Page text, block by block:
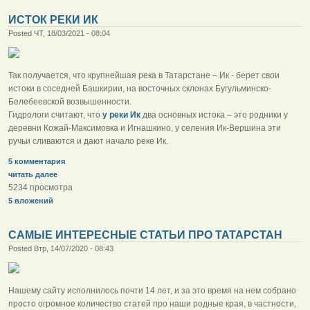
ИСТОК РЕКИ ИК
Posted ЧТ, 18/03/2021 - 08:04
Так получается, что крупнейшая река в Татарстане – Ик - берет свои
истоки в соседней Башкирии, на восточных склонах Бугульминско-
Белебеевской возвышенности.
Гидрологи считают, что у реки Ик два основных истока – это родники у
деревни Кожай-Максимовка и Игнашкино, у селения Ик-Вершина эти
ручьи сливаются и дают начало реке Ик.
5 комментария
читать далее
5234 просмотра
5 вложений
САМЫЕ ИНТЕРЕСНЫЕ СТАТЬИ ПРО ТАТАРСТАН
Posted Втр, 14/07/2020 - 08:43
Нашему сайту исполнилось почти 14 лет, и за это время на нем собрано
просто огромное количество статей про наши родные края, в частности,